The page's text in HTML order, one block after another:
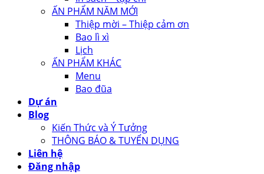
ẤN PHẨM NĂM MỚI
Thiệp mời – Thiệp cảm ơn
Bao lì xì
Lịch
ẤN PHẨM KHÁC
Menu
Bao đũa
Dự án
Blog
Kiến Thức và Ý Tưởng
THÔNG BÁO & TUYỂN DỤNG
Liên hệ
Đăng nhập